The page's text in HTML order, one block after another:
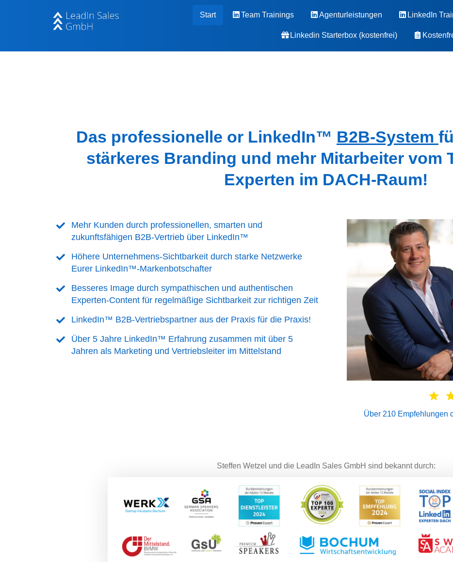
Start Team Trainings Agenturleistungen LinkedIn
Linkedin Starterbox (kostenfrei)
Das professionelle or LinkedIn™ B2B-System
stärkeres Branding und mehr Mitarbeiter vom
Experten im DACH-Raum!
Mehr Kunden durch professionellen, smarten und
zukunftsfähigen B2B-Vertrieb über LinkedIn™
Höhere Unternehmens-Sichtbarkeit durch starke Netzwerke
Eurer LinkedIn™-Markenbotschafter
Besseres Image durch sympathischen und authentischen
Experten-Content für regelmäßige Sichtbarkeit zur richtigen Zeit
LinkedIn™ B2B-Vertriebspartner aus der Praxis für die Praxis!
Über 5 Jahre LinkedIn™ Erfahrung zusammen mit über 5
Jahren als Marketing und Vertriebsleiter im Mittelstand
Über 210 Empfehlungen
Steffen Wetzel und die LeadIn Sales GmbH sind bekannt durch: